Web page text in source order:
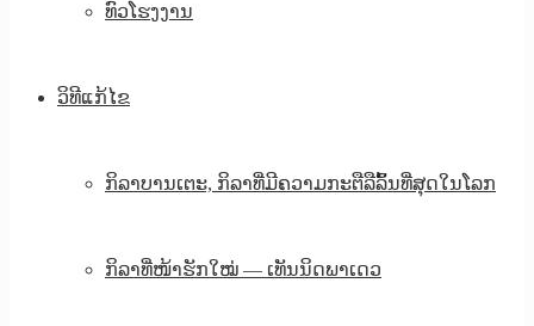
ທົວໂຮງງານ
ວິທີແກ້ໄຂ
ກິລາບານເຕະ, ກິລາທີ່ມີຄວາມກະຕືລືລົ້ນທີ່ສຸດໃນໂລກ
ກິລາທີ່ໜ້າຮັກໃໝ່ — ເທັນນິດພາເດວ